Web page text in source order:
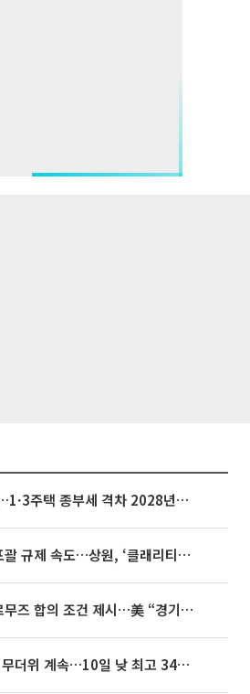
종부세 개편에도…1·3주택 종부세 격차 2028년부터 확대
미국, 가상자산 포괄 규제 속도…상원, ‘클래리티법’ 9월 절차투표 추진
이란, 미국에 호르무즈 합의 조건 제시…美 “경기 아직 안 끝나” [종합]
[내일 날씨] 전국 무더위 계속…10일 낮 최고 34도 육박